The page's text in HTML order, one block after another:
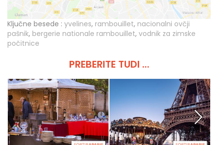
Ključne besede : yvelines, rambouillet, nacionalni ovčji
pašnik, bergerie nationale rambouillet, vodnik za zimske
počitnice
PREBERITE TUDI ...